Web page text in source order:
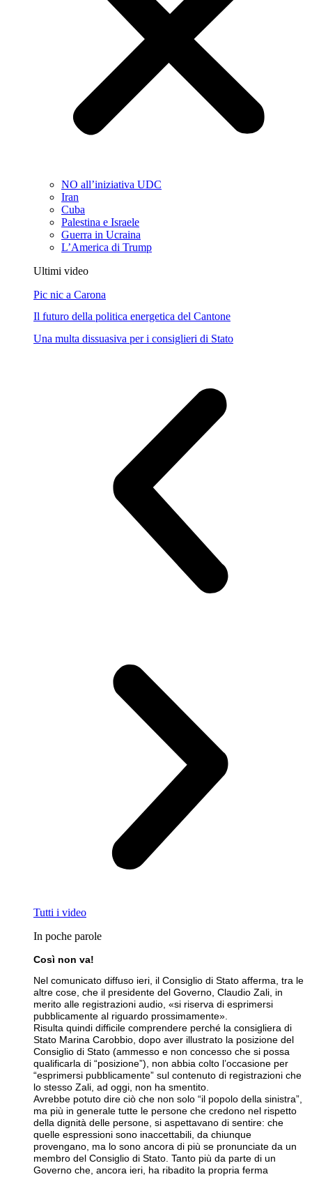
NO all’iniziativa UDC
Iran
Cuba
Palestina e Israele
Guerra in Ucraina
L’America di Trump
Ultimi video
Pic nic a Carona
Il futuro della politica energetica del Cantone
Una multa dissuasiva per i consiglieri di Stato
Tutti i video
In poche parole
Così non va!
Nel comunicato diffuso ieri, il Consiglio di Stato afferma, tra le
altre cose, che il presidente del Governo, Claudio Zali, in
merito alle registrazioni audio, «si riserva di esprimersi
pubblicamente al riguardo prossimamente».
Risulta quindi difficile comprendere perché la consigliera di
Stato Marina Carobbio, dopo aver illustrato la posizione del
Consiglio di Stato (ammesso e non concesso che si possa
qualificarla di “posizione”), non abbia colto l’occasione per
“esprimersi pubblicamente” sul contenuto di registrazioni che
lo stesso Zali, ad oggi, non ha smentito.
Avrebbe potuto dire ciò che non solo “il popolo della sinistra”,
ma più in generale tutte le persone che credono nel rispetto
della dignità delle persone, si aspettavano di sentire: che
quelle espressioni sono inaccettabili, da chiunque
provengano, ma lo sono ancora di più se pronunciate da un
membro del Consiglio di Stato. Tanto più da parte di un
Governo che, ancora ieri, ha ribadito la propria ferma